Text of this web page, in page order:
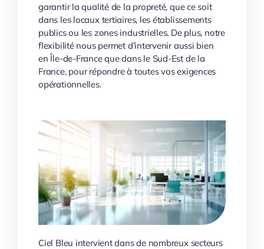
garantir la qualité de la propreté, que ce soit
dans les locaux tertiaires, les établissements
publics ou les zones industrielles. De plus, notre
flexibilité nous permet d’intervenir aussi bien
en Île-de-France que dans le Sud-Est de la
France, pour répondre à toutes vos exigences
opérationnelles.
Ciel Bleu intervient dans de nombreux secteurs